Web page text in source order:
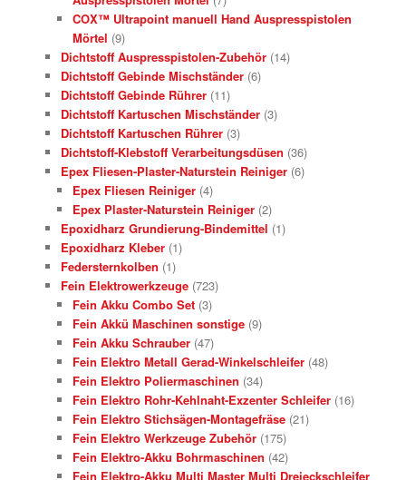
COX™ Ultrapoint manuell Hand Auspresspistolen
Mörtel (9)
Dichtstoff Auspresspistolen-Zubehör (14)
Dichtstoff Gebinde Mischständer (6)
Dichtstoff Gebinde Rührer (11)
Dichtstoff Kartuschen Mischständer (3)
Dichtstoff Kartuschen Rührer (3)
Dichtstoff-Klebstoff Verarbeitungsdüsen (36)
Epex Fliesen-Plaster-Naturstein Reiniger (6)
Epex Fliesen Reiniger (4)
Epex Plaster-Naturstein Reiniger (2)
Epoxidharz Grundierung-Bindemittel (1)
Epoxidharz Kleber (1)
Federsternkolben (1)
Fein Elektrowerkzeuge (723)
Fein Akku Combo Set (3)
Fein Akkü Maschinen sonstige (9)
Fein Akku Schrauber (47)
Fein Elektro Metall Gerad-Winkelschleifer (48)
Fein Elektro Poliermaschinen (34)
Fein Elektro Rohr-Kehlnaht-Exzenter Schleifer (16)
Fein Elektro Stichsägen-Montagefräse (21)
Fein Elektro Werkzeuge Zubehör (175)
Fein Elektro-Akku Bohrmaschinen (42)
Fein Elektro-Akku Multi Master Multi Dreieckschleifer